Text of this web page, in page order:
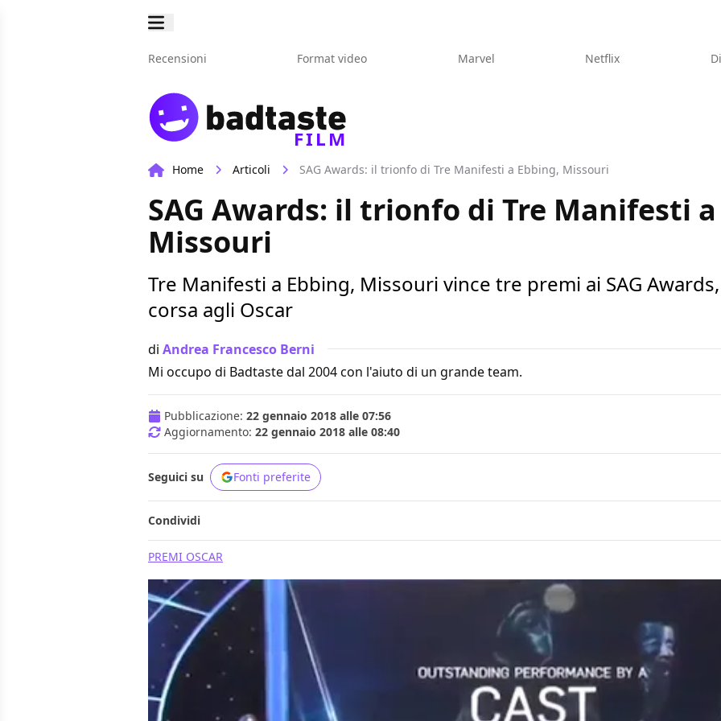
Recensioni Format video Marvel Netflix
FILM
Home Articoli SAG Awards: il trionfo di Tre Manifesti a Ebbing, Missouri
SAG Awards: il trionfo di Tre Manifesti
Missouri
Tre Manifesti a Ebbing, Missouri vince tre premi ai SAG
corsa agli Oscar
di Andrea Francesco Berni
Mi occupo di Badtaste dal 2004 con l'aiuto di un grande team.
Pubblicazione: 22 gennaio 2018 alle 07:56
Aggiornamento: 22 gennaio 2018 alle 08:40
Seguici su Fonti preferite
Condividi
PREMI OSCAR